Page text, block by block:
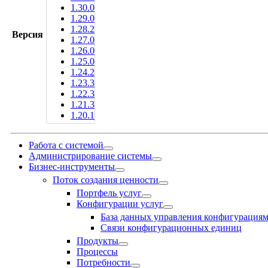
Версия
1.30.0
1.29.0
1.28.2
1.27.0
1.26.0
1.25.0
1.24.2
1.23.3
1.22.3
1.21.3
1.20.1
Работа с системой
Администрирование системы
Бизнес-инструменты
Поток создания ценности
Портфель услуг
Конфигурации услуг
База данных управления
Связи конфигурационных единиц
Продукты
Процессы
Потребности